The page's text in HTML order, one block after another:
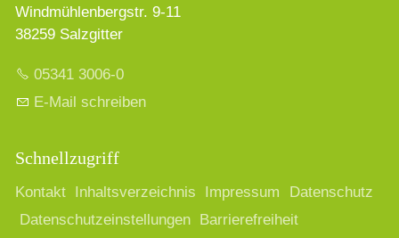
Windmühlenbergstr. 9-11
38259 Salzgitter
05341 3006-0
E-Mail schreiben
Schnellzugriff
Kontakt Inhaltsverzeichnis Impressum
Datenschutz
Datenschutzeinstellungen
Barrierefreiheit